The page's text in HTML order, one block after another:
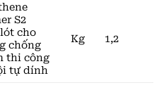
S2
cho
chống
thi công
tự dính
Kg 1,2